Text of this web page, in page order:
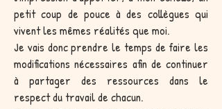
petit coup de pouce à des collègues qui
vivent les mêmes réalités que moi.
Je vais donc prendre le temps de faire les
modifications nécessaires afin de continuer
à partager des ressources dans le
respect du travail de chacun.